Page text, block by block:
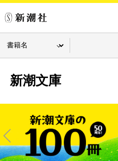
新潮文庫
Pre